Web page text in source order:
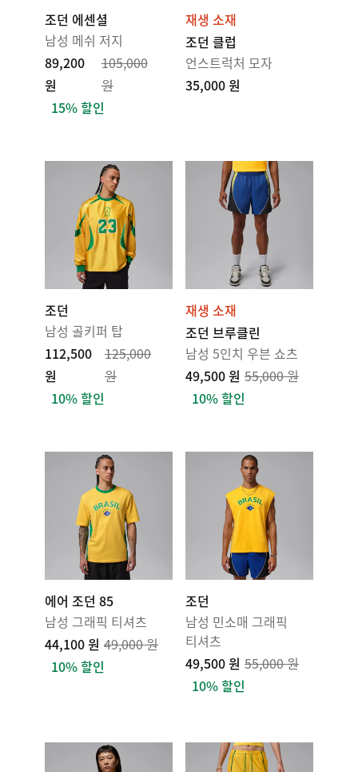
조던 에센셜
남성 메쉬 저지
89,200
원
105,000
원
15% 할인
재생 소재
조던 클럽
언스트럭처 모자
35,000 원
조던
남성 골키퍼 탑
112,500
원
125,000
원
10% 할인
재생 소재
조던 브루클린
남성 5인치 우븐 쇼츠
49,500 원 55,000 원
10% 할인
에어 조던 85
남성 그래픽 티셔츠
44,100 원 49,000 원
10% 할인
조던
남성 민소매 그래픽
티셔츠
49,500 원 55,000 원
10% 할인